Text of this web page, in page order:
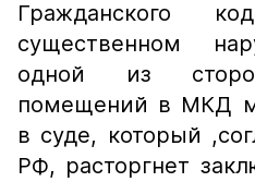
Гражданского
существенном
одной из
помещений в МКД
в суде, который
РФ, расторгнет